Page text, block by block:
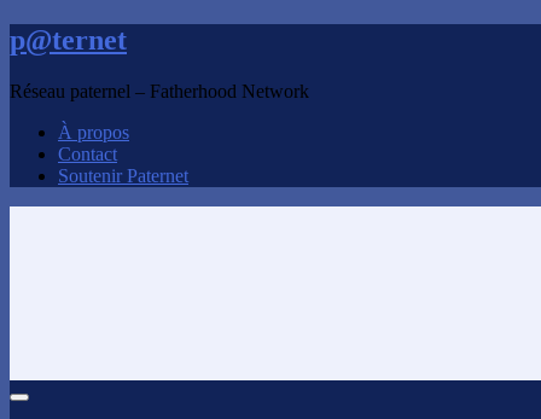
p@ternet
Réseau paternel – Fatherhood Network
À propos
Contact
Soutenir Paternet